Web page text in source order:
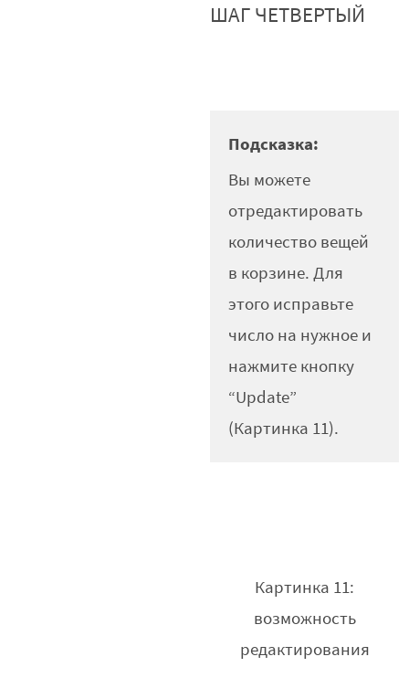
ШАГ ЧЕТВЕРТЫЙ
Подсказка:
Вы можете
отредактировать
количество вещей
в корзине. Для
этого исправьте
число на нужное и
нажмите кнопку
“Update”
(Картинка 11).
Картинка 11:
возможность
редактирования